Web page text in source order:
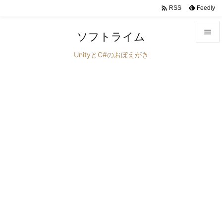

 RSS Feedly
ソフトライム
UnityとC#のおぼえがき